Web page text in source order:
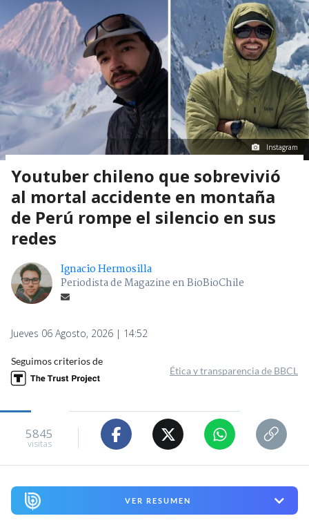
Instagram
Youtuber chileno que sobrevivió
al mortal accidente en montaña
de Perú rompe el silencio en sus
redes
Ignacio Hermosilla
Periodista de Magazine en BioBioChile
Jueves 06 Agosto, 2026 | 14:52
Seguimos criterios de
Ética y transparencia de BBCL
5845
visitas
VER RESUMEN